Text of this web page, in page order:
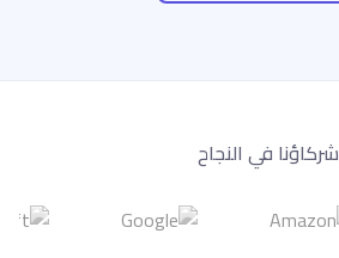
شركاؤنا في النجاح